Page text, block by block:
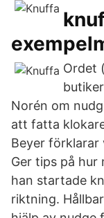
Ordet
Norén om
att fatta
Beyer förklarar
Ger tips på
han startade
riktning.